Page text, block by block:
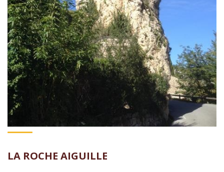
LA ROCHE AIGUILLE